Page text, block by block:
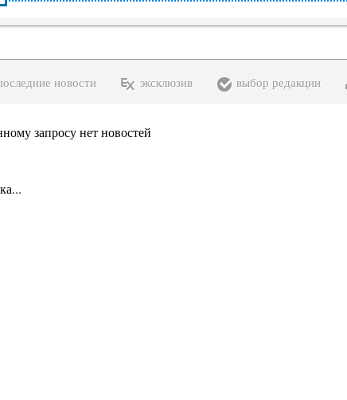
новости эксклюзив выбор редакции
запросу нет новостей